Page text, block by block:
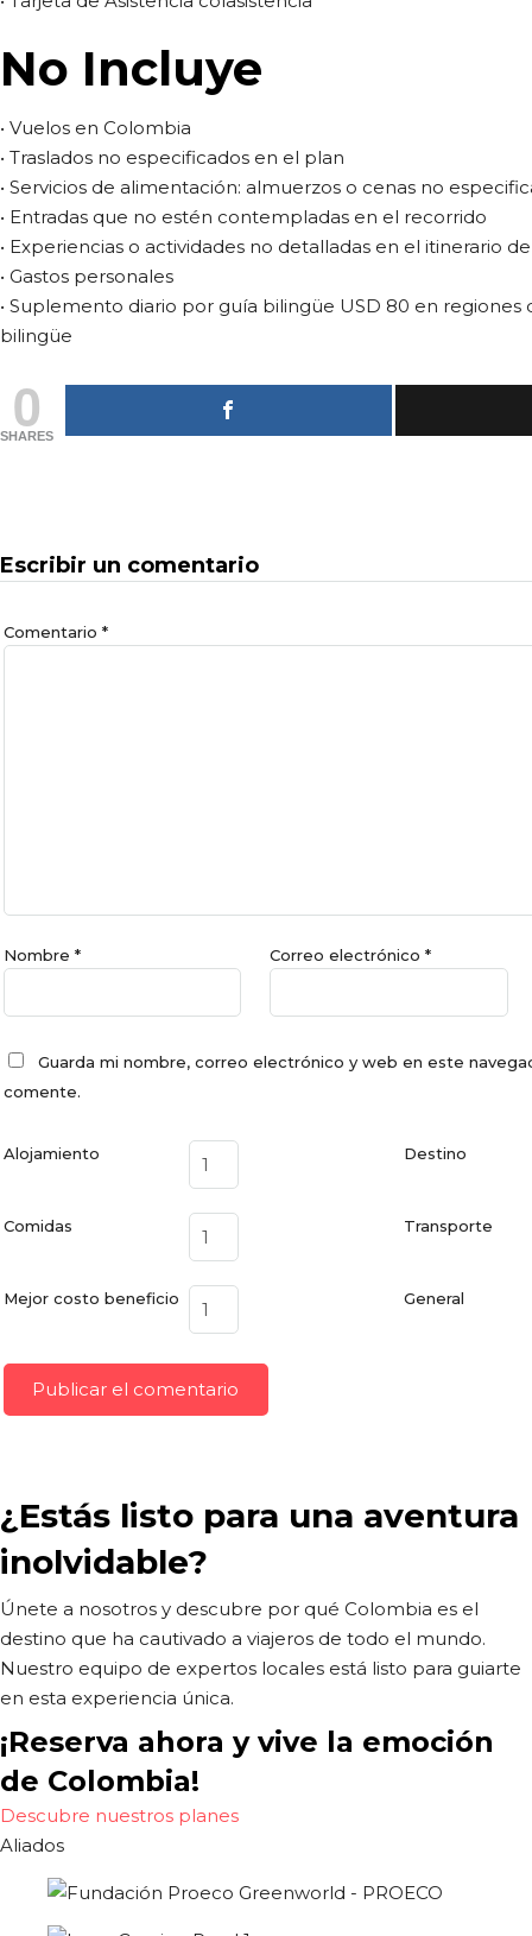
No Incluye
• Vuelos en Colombia
• Traslados no especificados en el plan
• Servicios de alimentación: almuerzos o cenas no
• Entradas que no estén contempladas en el recorrido
• Experiencias o actividades no detalladas en el itinerario
• Gastos personales
• Suplemento diario por guía bilingüe USD 80 en regiones
bilingüe
0
SHARES
Escribir un comentario
Comentario *
Nombre * Correo electrónico*
Guarda mi nombre, correo electrónico y web en este
comente.
Alojamiento Destino
Comidas Transporte
Mejor costo beneficio General
¿Estás listo para una aventura
inolvidable?
Únete a nosotros y descubre por qué Colombia es el
destino que ha cautivado a viajeros de todo el mundo.
Nuestro equipo de expertos locales está listo para guiarte
en esta experiencia única.
¡Reserva ahora y vive la emoción
de Colombia!
Descubre nuestros planes
Aliados